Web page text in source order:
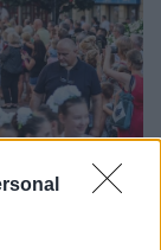
BAROKK